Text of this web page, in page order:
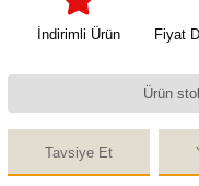
İndirimli Ürün
Fiyat
Ürün
Tavsiye Et